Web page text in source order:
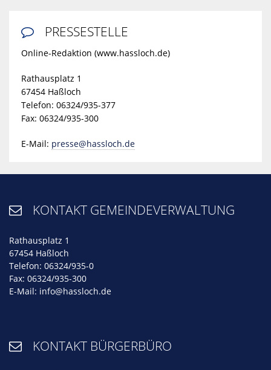
 PRESSESTELLE
Online-Redaktion (www.hassloch.de)
Rathausplatz 1
67454 Haßloch
Telefon: 06324/935-377
Fax: 06324/935-300
E-Mail: presse@hassloch.de
 KONTAKT GEMEINDEVERWALTUNG
Rathausplatz 1
67454 Haßloch
Telefon: 06324/935-0
Fax: 06324/935-300
E-Mail: info@hassloch.de
 KONTAKT BÜRGERBÜRO